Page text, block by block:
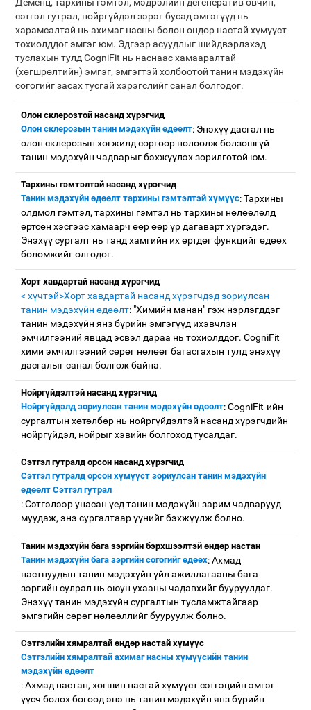
сэтгэл гутрал, нойргүйдэл зэрэг бусад эмгэгүүд нь
харамсалтай нь ахимаг насны болон өндөр настай хүмүүст
тохиолддог эмгэг юм. Эдгээр асуудлыг шийдвэрлэхэд
туслахын тулд CogniFit нь наснаас хамааралтай
(хөгшрөлтийн) эмгэг, эмгэгтэй холбоотой танин мэдэхүйн
согогийг засах тусгай хэрэгслийг санал болгодог.
Олон склерозтой насанд хүрэгчид
Олон склерозын танин мэдэхүйн өдөөлт: Энэхүү дасгал нь
олон склерозын хөгжилд сөргөөр нөлөөлж болзошгүй
танин мэдэхүйн чадварыг бэхжүүлэх зорилготой юм.
Тархины гэмтэлтэй насанд хүрэгчид
Танин мэдэхүйн өдөөлт тархины гэмтэлтэй хүмүүс: Тархины
олдмол гэмтэл, тархины гэмтэл нь тархины нөлөөлөлд
өртсөн хэсгээс хамаарч өөр өөр үр дагаварт хүргэдэг.
Энэхүү сургалт нь танд хамгийн их өртдөг функцийг өдөөх
боломжийг олгодог.
Хорт хавдартай насанд хүрэгчид
< хүчтэй>Хорт хавдартай насанд хүрэгчдэд зориулсан
танин мэдэхүйн өдөөлт: "Химийн манан" гэж нэрлэгддэг
танин мэдэхүйн янз бүрийн эмгэгүүд ихэвчлэн
эмчилгээний явцад эсвэл дараа нь тохиолддог. CogniFit
хими эмчилгээний сөрөг нөлөөг багасгахын тулд энэхүү
дасгалыг санал болгож байна.
Нойргүйдэлтэй насанд хүрэгчид
Нойргүйдэлд зориулсан танин мэдэхүйн өдөөлт: CogniFit-ийн
сургалтын хөтөлбөр нь нойргүйдэлтэй насанд хүрэгчдийн
нойргүйдэл, нойрыг хэвийн болгоход тусалдаг.
Сэтгэл гутралд орсон насанд хүрэгчид
Сэтгэл гутралд орсон хүмүүст зориулсан танин мэдэхүйн
өдөөлт Сэтгэл гутрал
: Сэтгэлээр унасан үед танин мэдэхүйн зарим чадварууд
муудаж, энэ сургалтаар үүнийг бэхжүүлж болно.
Танин мэдэхүйн бага зэргийн бэрхшээлтэй өндөр настан
Танин мэдэхүйн бага зэргийн согогийг өдөөх: Ахмад
настнуудын танин мэдэхүйн үйл ажиллагааны бага
зэргийн сулрал нь оюун ухааны чадавхийг бууруулдаг.
Энэхүү танин мэдэхүйн сургалтын тусламжтайгаар
эмгэгийн сөрөг нөлөөллийг бууруулж болно.
Сэтгэлийн хямралтай өндөр настай хүмүүс
Сэтгэлийн хямралтай ахимаг насны хүмүүсийн танин
мэдэхүйн өдөөлт
: Ахмад настан, хөгшин настай хүмүүст сэтгэцийн эмгэг
үүсч болох бөгөөд энэ нь танин мэдэхүйн янз бүрийн